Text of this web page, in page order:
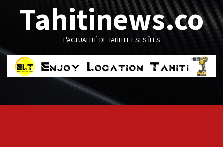
Tahitinews.co
L'ACTUALITÉ DE TAHITI ET SES ÎLES